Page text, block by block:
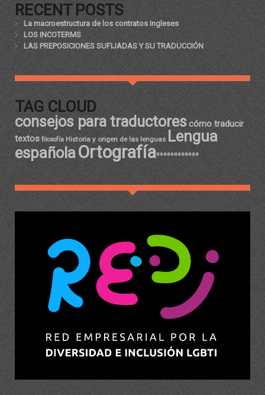
RECENT POSTS
La macroestructura de los contratos ingleses
LOS INCOTERMS
LAS PREPOSICIONES SUFIJADAS Y SU TRADUCCIÓN
TAG CLOUD
consejos para traductorescómo traducir
textos filosofía Historia y origen de las lenguas Lengua
españolaOrtografíaºººººººººººº